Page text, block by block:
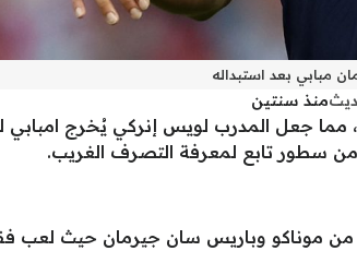
مبابي بعد استبداله
منذ سنتين
مما جعل المدرب لويس إنركي يُخرج امبابي
سطور تابع لمعرفة التصرف الغريب.
من موناكو وباريس سان جيرمان حيث لعب